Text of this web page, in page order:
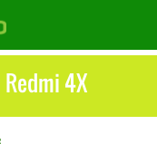
4X